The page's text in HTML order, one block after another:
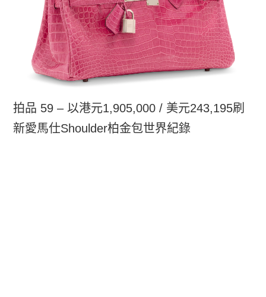
拍品 59 – 以港元1,905,000 / 美元243,195刷
新愛馬仕Shoulder柏金包世界紀錄